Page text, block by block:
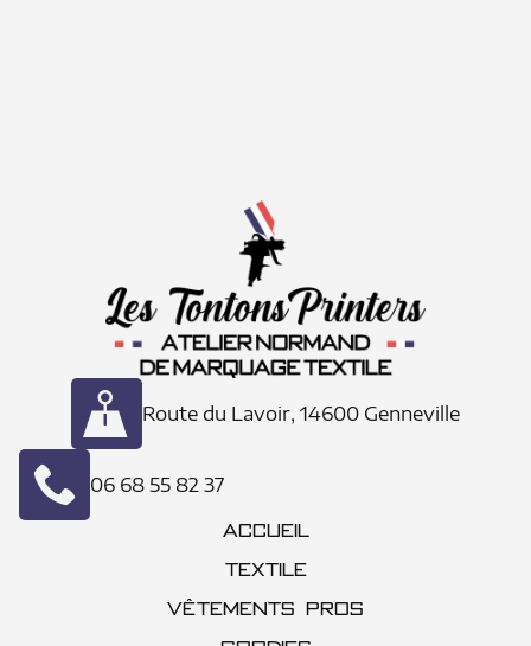
Route du Lavoir, 14600 Genneville
06 68 55 82 37
ACCUEIL
TEXTILE
VÊTEMENTS PROS